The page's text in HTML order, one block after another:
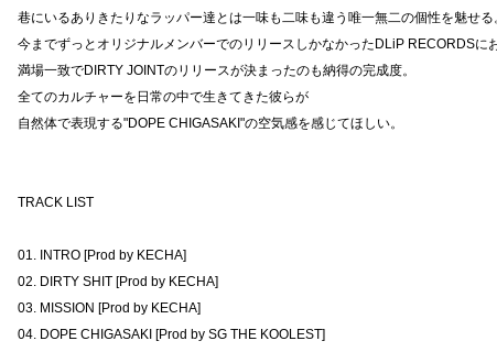
巷にいるありきたりなラッパー達とは一味も二味も違う唯一無二の個性を魅せる
今までずっとオリジナルメンバーでのリリースしかなかったDLiP RECORDSに
満場一致でDIRTY JOINTのリリースが決まったのも納得の完成度。
全てのカルチャーを日常の中で生きてきた彼らが
自然体で表現する"DOPE CHIGASAKI"の空気感を感じてほしい。
TRACK LIST
01. INTRO [Prod by KECHA]
02. DIRTY SHIT [Prod by KECHA]
03. MISSION [Prod by KECHA]
04. DOPE CHIGASAKI [Prod by SG THE KOOLEST]